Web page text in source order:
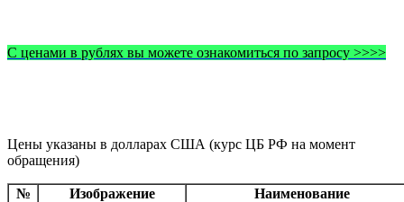
С ценами в рублях вы можете ознакомиться по запросу >>>>
Цены указаны в долларах США (курс ЦБ РФ на момент
обращения)
№ Изображение Наименование